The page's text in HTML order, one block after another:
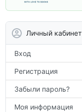
Личный кабинет
Вход
Регистрация
Забыли пароль?
Моя информация